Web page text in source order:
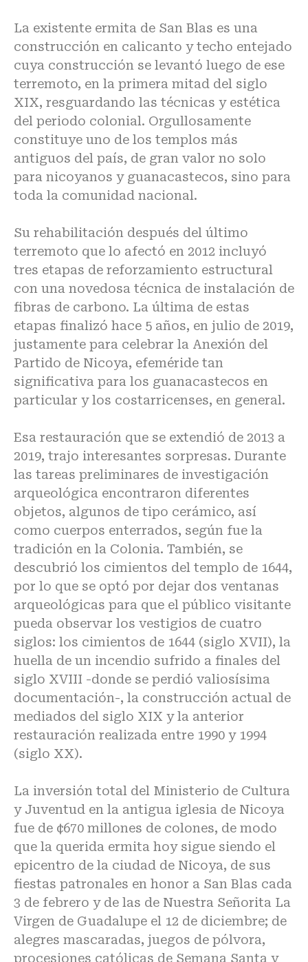
La existente ermita de San Blas es una
construcción en calicanto y techo entejado
cuya construcción se levantó luego de ese
terremoto, en la primera mitad del siglo
XIX, resguardando las técnicas y estética
del periodo colonial. Orgullosamente
constituye uno de los templos más
antiguos del país, de gran valor no solo
para nicoyanos y guanacastecos, sino para
toda la comunidad nacional.
Su rehabilitación después del último
terremoto que lo afectó en 2012 incluyó
tres etapas de reforzamiento estructural
con una novedosa técnica de instalación de
fibras de carbono. La última de estas
etapas finalizó hace 5 años, en julio de 2019,
justamente para celebrar la Anexión del
Partido de Nicoya, efeméride tan
significativa para los guanacastecos en
particular y los costarricenses, en general.
Esa restauración que se extendió de 2013 a
2019, trajo interesantes sorpresas. Durante
las tareas preliminares de investigación
arqueológica encontraron diferentes
objetos, algunos de tipo cerámico, así
como cuerpos enterrados, según fue la
tradición en la Colonia. También, se
descubrió los cimientos del templo de 1644,
por lo que se optó por dejar dos ventanas
arqueológicas para que el público visitante
pueda observar los vestigios de cuatro
siglos: los cimientos de 1644 (siglo XVII), la
huella de un incendio sufrido a finales del
siglo XVIII -donde se perdió valiosísima
documentación-, la construcción actual de
mediados del siglo XIX y la anterior
restauración realizada entre 1990 y 1994
(siglo XX).
La inversión total del Ministerio de Cultura
y Juventud en la antigua iglesia de Nicoya
fue de ¢670 millones de colones, de modo
que la querida ermita hoy sigue siendo el
epicentro de la ciudad de Nicoya, de sus
fiestas patronales en honor a San Blas cada
3 de febrero y de las de Nuestra Señorita La
Virgen de Guadalupe el 12 de diciembre; de
alegres mascaradas, juegos de pólvora,
procesiones católicas de Semana Santa y